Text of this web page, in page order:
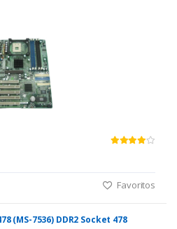
Favoritos
(MS-7536) DDR2 Socket 478